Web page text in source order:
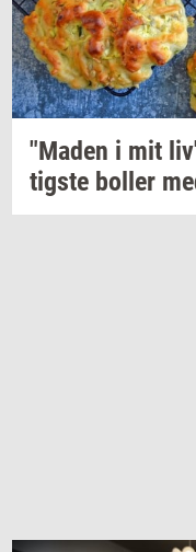
"Maden i mit
tig­ste bol­ler